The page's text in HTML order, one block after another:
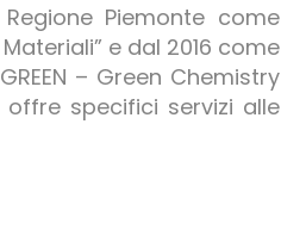
Piemonte come
e dal 2016 come
– Green Chemistry
offre specifici servizi alle